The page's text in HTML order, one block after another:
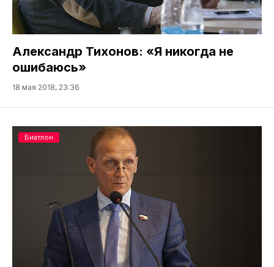
Александр Тихонов: «Я никогда не
ошибаюсь»
18 мая 2018, 23:36
Биатлон